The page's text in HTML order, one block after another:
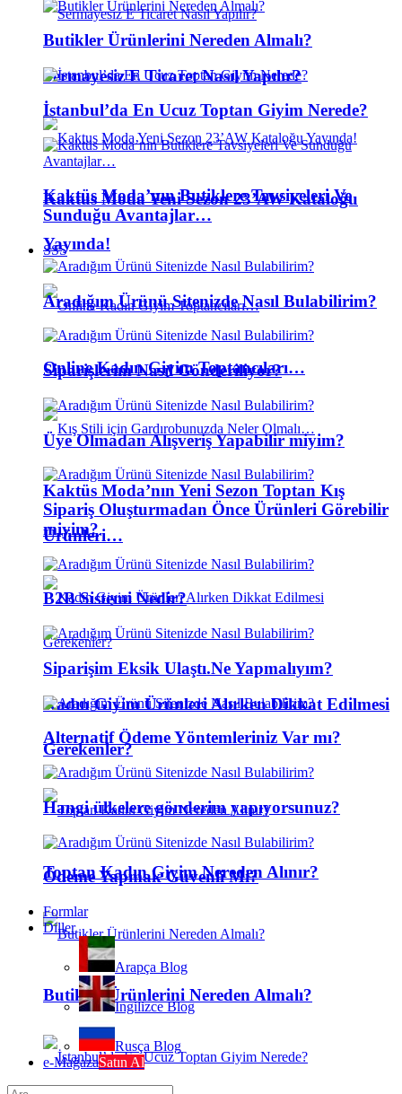
Sermayesiz E Ticaret Nasıl Yapılır?
Kaktus Moda Yeni Sezon 23’AW Kataloğu
Yayında!
Online Kadın Giyim Toptancıları…
Kaktüs Moda’nın Yeni Sezon Toptan Kış
Ürünleri…
Kadın Giyim Ürünleri Alırken Dikkat Edilmesi
Gerekenler?
Toptan Kadın Giyim Nereden Alınır?
Butikler Ürünlerini Nereden Almalı?
Butikler Ürünlerini Nereden Almalı?
İstanbul’da En Ucuz Toptan Giyim Nerede?
Kaktüs Moda’nın Butiklere Tavsiyeleri Ve
Sunduğu Avantajlar…
SSS
Aradığım Ürünü Sitenizde Nasıl Bulabilirim?
Siparişlerim Nasıl Gönderiliyor?
Üye Olmadan Alışveriş Yapabilir miyim?
Sipariş Oluşturmadan Önce Ürünleri Görebilir
miyim?
B2B Sistemi Nedir?
Siparişim Eksik Ulaştı.Ne Yapmalıyım?
Alternatif Ödeme Yöntemleriniz Var mı?
Hangi ülkelere gönderim yapıyorsunuz?
Ödeme Yapmak Güvenli Mi?
Formlar
Diller
Arapça Blog
İngilizce Blog
Rusça Blog
e-MağazaSatın Al